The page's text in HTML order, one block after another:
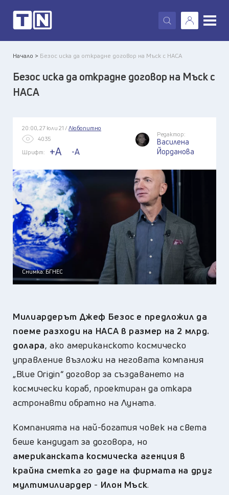
X
Начало > Безос иска да открадне договор на Мъск с НАСА
Безос иска да открадне договор на Мъск с
НАСА
20:00, 27 юли 21 / Любопитно
4035
Шрифт:
+A -A
Редактор:
Василена
Йорданова
Снимка: БГНЕС
Милиардерът Джеф Безос е предложил да
поеме разходи на НАСА в размер на 2 млрд.
долара, ако американското космическо
управление възложи на неговата компания
„Blue Origin“ договор за създаването на
космически кораб, проектиран да откара
астронавти обратно на Луната.
Компанията на най-богатия човек на света
беше кандидат за договора, но
американската космическа агенция в
крайна сметка го даде на фирмата на друг
мултимилиардер - Илон Мъск.